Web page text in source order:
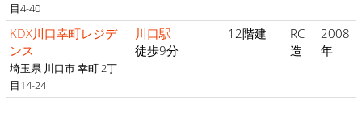
目4-40
KDX川口幸町レジデ
ンス
埼玉県 川口市 幸町 2丁
目14-24
川口駅
徒歩9分
12階建
RC
造
2008
年